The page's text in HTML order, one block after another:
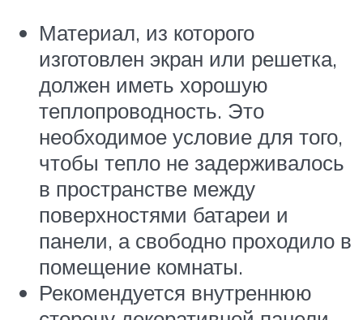
Материал, из которого
изготовлен экран или решетка,
должен иметь хорошую
теплопроводность. Это
необходимое условие для того,
чтобы тепло не задерживалось
в пространстве между
поверхностями батареи и
панели, а свободно проходило в
помещение комнаты.
Рекомендуется внутреннюю